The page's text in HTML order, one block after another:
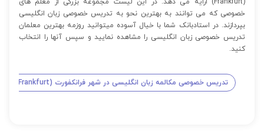
خصوصی که می توانند به بهترین نحو به تدریس خصوصی زبان انگلیسی
بپردازند. در استادبانک شما با خیال آسوده میتوانید روزمه بهترین معلمان
تدریس خصوصی زبان انگلیسی را مشاهده نمایید و سپس آنها را انتخاب
کنید.
تدریس خصوصی مکالمه زبان انگلیسی در شهر فرانکفورت (Frankfurt)